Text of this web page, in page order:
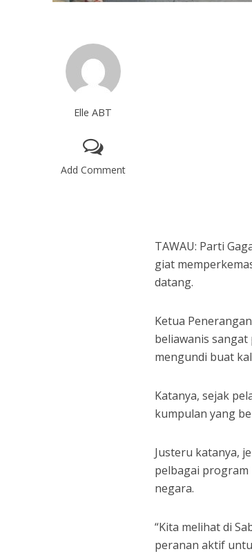
Elle ABT
Add Comment
TAWAU: Parti
giat
datang.
Ketua
beliawanis
mengundi buat
Katanya, sejak
kumpulan yang
Justeru katanya,
pelbagai
negara.
“Kita melihat di
peranan aktif